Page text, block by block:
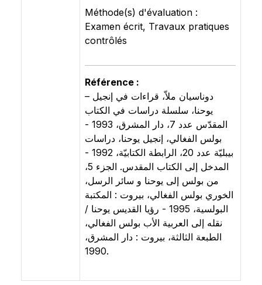
Méthode(s) d'évaluation :
Examen écrit, Travaux pratiques
contrôlés
Référence :
– دوناسيان ملاّ، قراءات في إنجيل
يوحنا، سلسلة دراسات في الكتاب
المقدّس عدد 7، دار المشرق، 1993 -
بولس الفغالي، إنجيل يوحنا، دراسات
بيبليّة عدد 20، الرابطة الكتابيّة، 1992 -
المدخل إلى الكتاب المقدس. الجزء 5،
من بولس إلى يوحنا و سائر الرسل،
الخوري بولس الفغالي، ‏بيروت : المكتبة
البولسية‏، 1995 - رؤيا القديس يوحنا /
نقله إلى العربية الأب بولس الفغالي،
الطبعة الثالثة، ‏بيروت : دار المشرق‏،
1990.